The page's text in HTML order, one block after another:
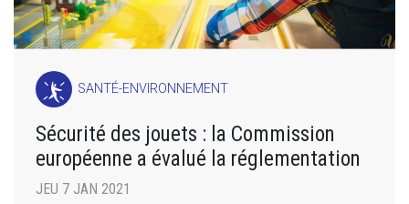
SANTÉ-ENVIRONNEMENT
Sécurité des jouets : la Commission
européenne a évalué la réglementation
JEU 7 JAN 2021